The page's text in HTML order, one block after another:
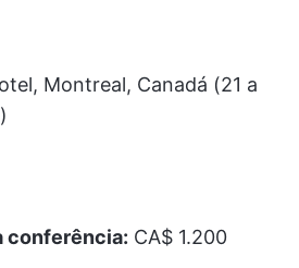
Montreal, Canadá (21 a
conferência: CA$ 1.200